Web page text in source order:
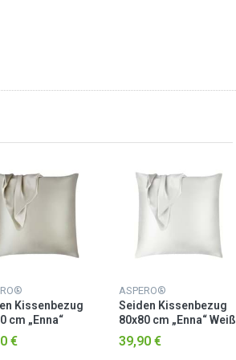
Kissenbezug
cm „Enna“
€
ASPERO®
Seiden Kissenbezug
80x80 cm „Enna“ Weiß
39,90 €